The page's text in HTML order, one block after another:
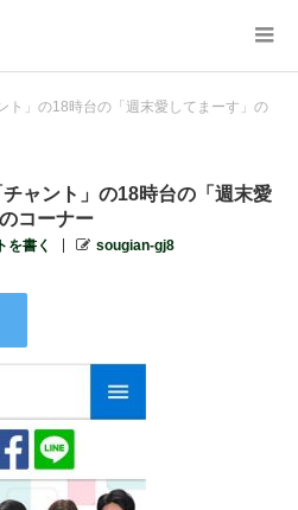
ト」の18時台の「週末愛してまーす」の
ャント」の18時台の「週末愛
コーナー
を書く sougian-gj8